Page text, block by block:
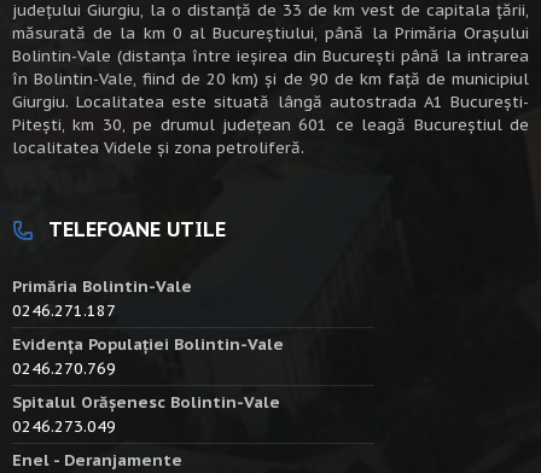
judeţului Giurgiu, la o distanţă de 33 de km vest de capitala țării,
măsurată de la km 0 al Bucureștiului, până la Primăria Orașului
Bolintin-Vale (distanța între ieșirea din București până la intrarea
în Bolintin-Vale, fiind de 20 km) şi de 90 de km faţă de municipiul
Giurgiu. Localitatea este situată lângă autostrada A1 Bucureşti-
Piteşti, km 30, pe drumul judeţean 601 ce leagă Bucureştiul de
localitatea Videle şi zona petroliferă.
TELEFOANE UTILE
Primăria Bolintin-Vale
0246.271.187
Evidența Populației Bolintin-Vale
0246.270.769
Spitalul Orășenesc Bolintin-Vale
0246.273.049
Enel - Deranjamente